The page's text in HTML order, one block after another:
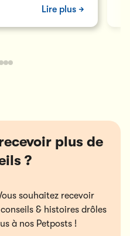
Lire plus
plus de
?
souhaitez recevoir
& histoires drôles
à nos Petposts !